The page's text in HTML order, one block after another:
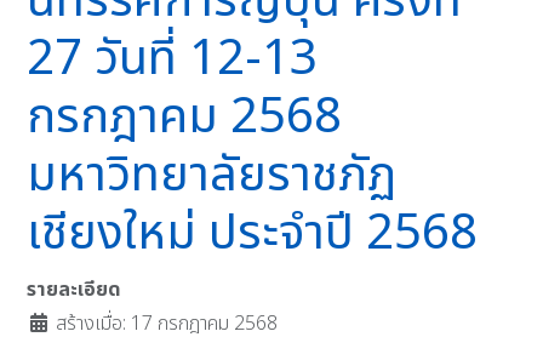
27 วันที่ 12-13
กรกฎาคม 2568
มหาวิทยาลัยราชภัฏ
เชียงใหม่ ประจำปี 2568
รายละเอียด
สร้างเมื่อ: 17 กรกฎาคม 2568